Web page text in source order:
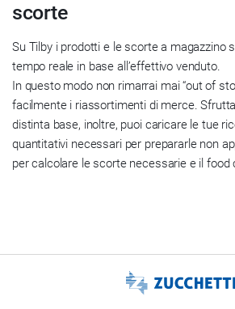
scorte
Su Tilby i prodotti e le scorte a magazzino
tempo reale in base all’effettivo venduto.
In questo modo non rimarrai mai “out of
facilmente i riassortimenti di merce.
distinta base, inoltre, puoi caricare le tue
quantitativi necessari per prepararle non
per calcolare le scorte necessarie e il food